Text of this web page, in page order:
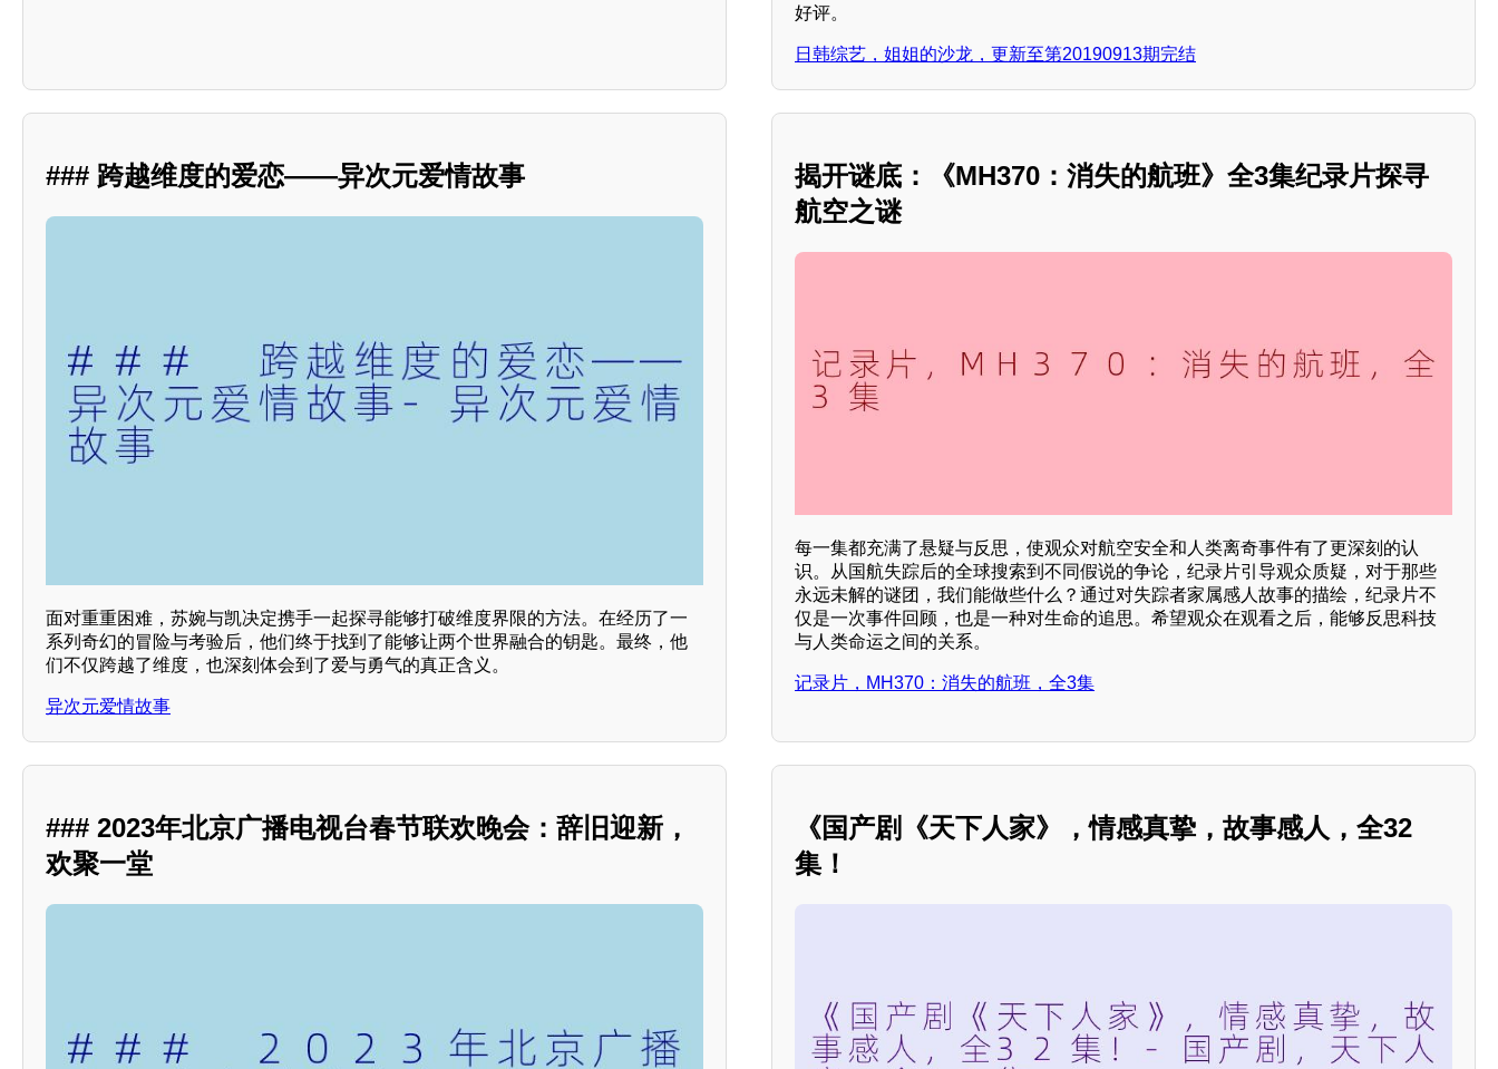
好评。
日韩综艺，姐姐的沙龙，更新至第20190913期完结
### 跨越维度的爱恋——异次元爱情故事
面对重重困难，苏婉与凯决定携手一起探寻能够打破维度界限的方法。在经历了一
系列奇幻的冒险与考验后，他们终于找到了能够让两个世界融合的钥匙。最终，他
们不仅跨越了维度，也深刻体会到了爱与勇气的真正含义。
异次元爱情故事
揭开谜底：《MH370：消失的航班》全3集纪录片探寻
航空之谜
每一集都充满了悬疑与反思，使观众对航空安全和人类离奇事件有了更深刻的认
识。从国航失踪后的全球搜索到不同假说的争论，纪录片引导观众质疑，对于那些
永远未解的谜团，我们能做些什么？通过对失踪者家属感人故事的描绘，纪录片不
仅是一次事件回顾，也是一种对生命的追思。希望观众在观看之后，能够反思科技
与人类命运之间的关系。
记录片，MH370：消失的航班，全3集
### 2023年北京广播电视台春节联欢晚会：辞旧迎新，
欢聚一堂
《国产剧《天下人家》，情感真挚，故事感人，全32
集！